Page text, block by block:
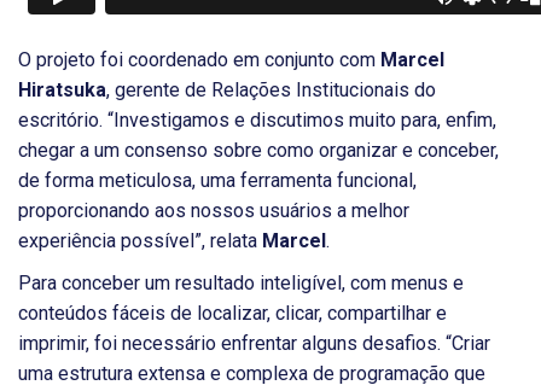
O projeto foi coordenado em conjunto com Marcel
Hiratsuka, gerente de Relações Institucionais do
escritório. “Investigamos e discutimos muito para, enfim,
chegar a um consenso sobre como organizar e conceber,
de forma meticulosa, uma ferramenta funcional,
proporcionando aos nossos usuários a melhor
experiência possível”, relata Marcel .
Para conceber um resultado inteligível, com menus e
conteúdos fáceis de localizar, clicar, compartilhar e
imprimir, foi necessário enfrentar alguns desafios. “Criar
uma estrutura extensa e complexa de programação que